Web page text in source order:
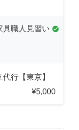
具職人見習い check_circle
行【東京】
¥5,000